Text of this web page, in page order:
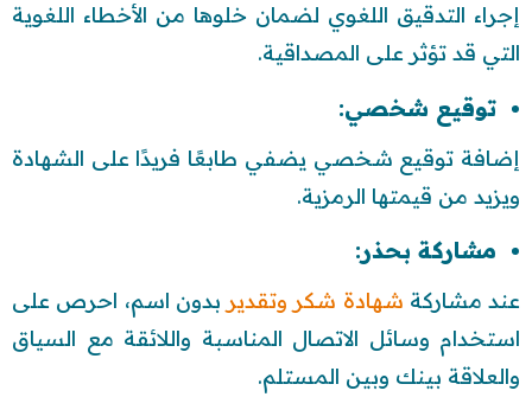
إجراء التدقيق اللغوي لضمان خلوها من الأخطاء اللغوية
التي قد تؤثر على المصداقية.
توقيع شخصي:
إضافة توقيع شخصي يضفي طابعًا فريدًا على الشهادة
ويزيد من قيمتها الرمزية.
مشاركة بحذر:
عند مشاركة شهادة شكر وتقدير بدون اسم، احرص على
استخدام وسائل الاتصال المناسبة واللائقة مع السياق
والعلاقة بينك وبين المستلم.